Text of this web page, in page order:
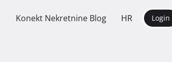
Konekt Nekretnine Blog HR Login